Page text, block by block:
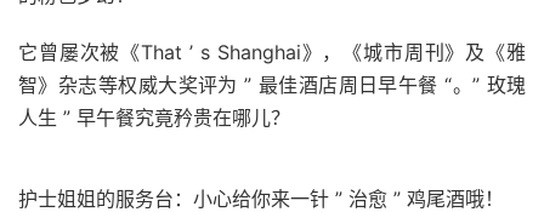
它曾屡次被《That ’ s Shanghai》，《城市周刊》及《雅
智》杂志等权威大奖评为 ” 最佳酒店周日早午餐 “。” 玫瑰
人生 ” 早午餐究竟矜贵在哪儿？
护士姐姐的服务台：小心给你来一针 ” 治愈 ” 鸡尾酒哦！